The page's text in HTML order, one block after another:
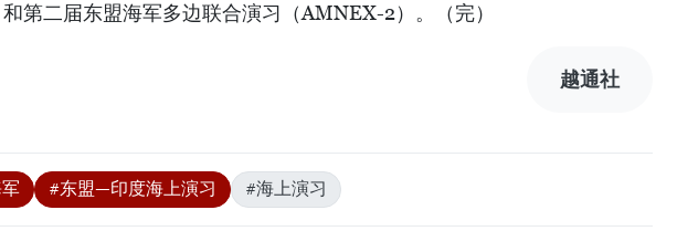
和第二届东盟海军多边联合演习（AMNEX-2）。（完）
越通社
#东盟—印度海上演习 #海上演习